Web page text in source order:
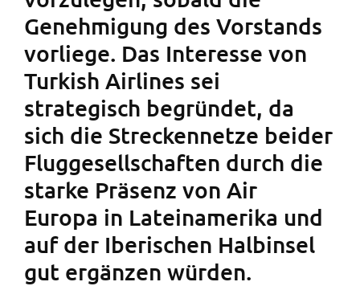
Genehmigung des Vorstands
vorliege. Das Interesse von
Turkish Airlines sei
strategisch begründet, da
sich die Streckennetze beider
Fluggesellschaften durch die
starke Präsenz von Air
Europa in Lateinamerika und
auf der Iberischen Halbinsel
gut ergänzen würden.